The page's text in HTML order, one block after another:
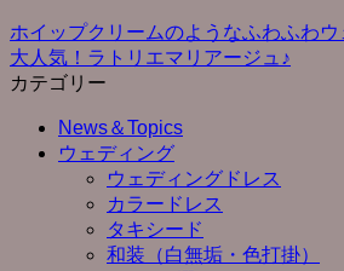
ホイップクリームのようなふわふわウ
大人気！ラトリエマリアージュ♪
カテゴリー
News＆Topics
ウェディング
ウェディングドレス
カラードレス
タキシード
和装（白無垢・色打掛）